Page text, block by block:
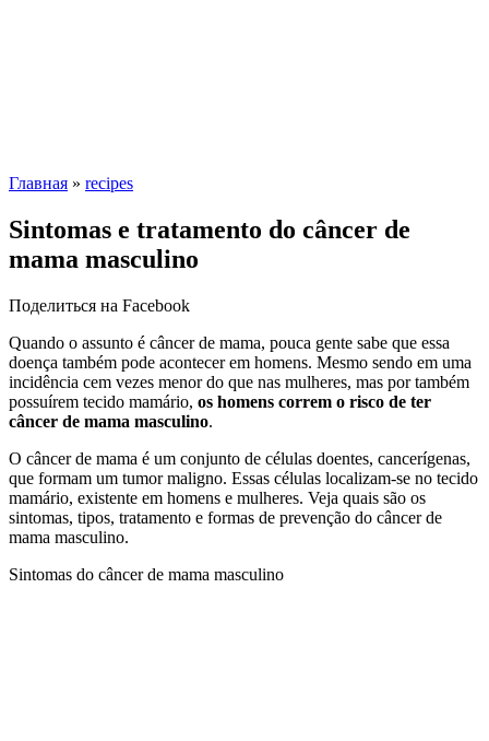
Главная » recipes
Sintomas e tratamento do câncer de
mama masculino
Поделиться на Facebook
Quando o assunto é câncer de mama, pouca gente sabe que essa
doença também pode acontecer em homens. Mesmo sendo em uma
incidência cem vezes menor do que nas mulheres, mas por também
possuírem tecido mamário, os homens correm o risco de ter
câncer de mama masculino.
O câncer de mama é um conjunto de células doentes, cancerígenas,
que formam um tumor maligno. Essas células localizam-se no tecido
mamário, existente em homens e mulheres. Veja quais são os
sintomas, tipos, tratamento e formas de prevenção do câncer de
mama masculino.
Sintomas do câncer de mama masculino